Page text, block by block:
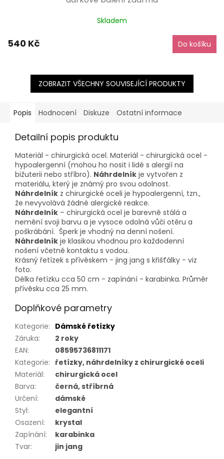
Skladem
540 Kč Do košíku
ZOBRAZIT VŠECHNY SOUVISEJÍCÍ PRODUKTY
Popis Hodnocení Diskuze Ostatní informace
Detailní popis produktu
Materiál - chirurgická ocel. Materiál - chirurgická ocel -
hypoalergenní (mohou ho nosit i lidé s alergií na
bižuterii nebo stříbro). Náhrdelník je vytvořen z
materiálu, který je známý pro svou odolnost.
Náhrdelník z chirurgické oceli je hypoalergenní, tzn.,
že nevyvolává žádné alergické reakce.
Náhrdelník – chirurgická ocel je barevně stálá a
nemění svoji barvu a je vysoce odolná vůči otěru a
poškrábání. Šperk je vhodný na denní nošení.
Náhrdelník je klasikou vhodnou pro každodenní
nošení včetně kontaktu s vodou.
Krásný řetízek s přívěskem - jing jang s křišťálky - viz
foto.
Délka řetízku cca 50 cm - zapínání - karabinka. Průměr
přívěsku cca 25 mm.
Doplňkové parametry
Kategorie: Dámské řetízky
Záruka:
2 roky
EAN:
08595736811171
Kategorie: řetízky, náhrdelníky z chirurgické oceli
Materiál:
chirurgická ocel
Barva:
černá, stříbrná
Určení:
dámské
Styl:
elegantní
Osazení:
krystal
Zapínání:
karabinka
Tvar: jin jang